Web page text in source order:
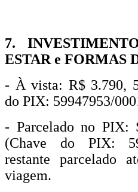
7.
ESTAR e FORMAS
- À vista: R$ 3.790,
do PIX: 59947953/
- Parcelado no PIX:
(Chave do PIX:
restante parcelado
viagem.